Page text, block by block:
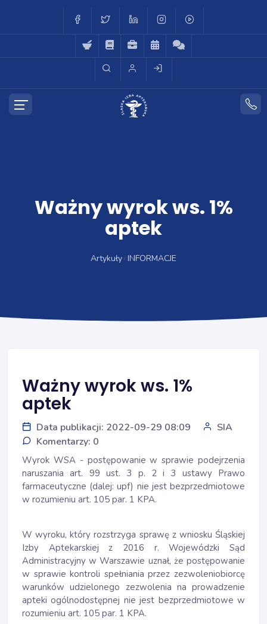
Ważny wyrok ws. 1%
aptek
Artykuły INFORMACJE
Ważny wyrok ws. 1%
aptek
Data publikacji: 2022-09-29 08:09
SIA
Komentarzy: 0
Wyrok WSA - postępowanie w sprawie podejrzenia
naruszania art. 99 ust. 3 p. 2 i 3 ustawy Prawo
farmaceutyczne (dalej: upf) nie jest bezprzedmiotowe
w rozumieniu art. 105 par. 1 KPA.
W wyroku, który rozstrzyga sprawę z wniosku Śląskiej
Izby Aptekarskiej z 2016 r. Wojewódzki Sąd
Administracyjny w Warszawie uznał, że postępowanie
w sprawie kontroli spełniania przez zezwoleniobiorcę
warunków udzielonego zezwolenia na prowadzenie
apteki ogólnodostępnej nie jest bezprzedmiotowe w
rozumieniu art. 105 par. 1 KPA.